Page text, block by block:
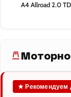
A4 Allroad 2.0
★ Рекомендуем